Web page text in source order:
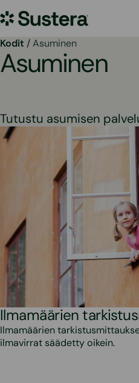
sisältöön
Sustera
Kodit /Asuminen
Asuminen
Tutustu asumisen
Ilmamäärien
Ilmamäärien
ilmavirrat säädetty oikein.